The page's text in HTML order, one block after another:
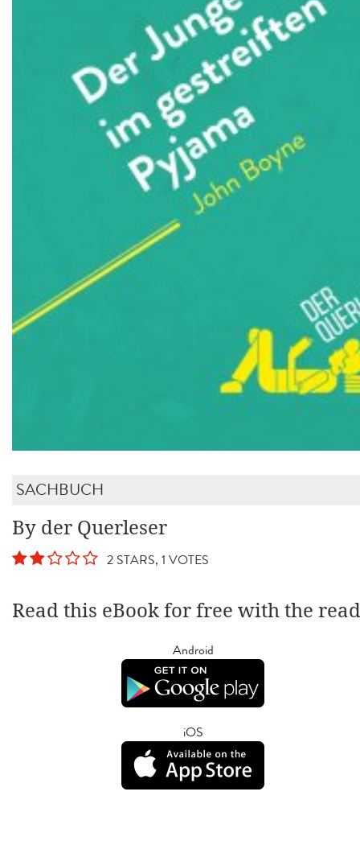
SACHBUCH
By der Querleser
2 STARS, 1 VOTES
Read this eBook for free with the
Android
iOS